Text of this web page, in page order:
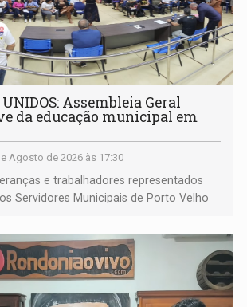
UNIDOS: Assembleia Geral
da educação municipal em
Agosto de 2026 às 17:30
e trabalhadores representados
Servidores Municipais de Porto Velho